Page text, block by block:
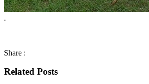
.
Share :
Related Posts